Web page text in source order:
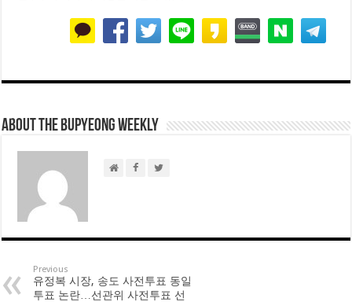
About THE BUPYEONG WEEKLY
Previous
유정복 시장, 송도 사전투표 동일
투표 논란…선관위 사전투표 선